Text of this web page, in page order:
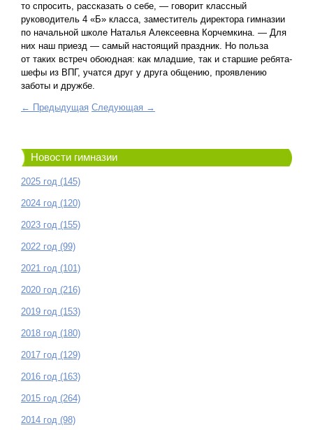
то спросить, рассказать о себе, — говорит классный
руководитель 4 «Б» класса, заместитель директора гимназии
по начальной школе Наталья Алексеевна Корчемкина. — Для
них наш приезд — самый настоящий праздник. Но польза
от таких встреч обоюдная: как младшие, так и старшие ребята-
шефы из ВПГ, учатся друг у друга общению, проявлению
заботы и дружбе.
← Предыдущая Следующая →
Новости гимназии
2025 год (145)
2024 год (120)
2023 год (155)
2022 год (99)
2021 год (101)
2020 год (216)
2019 год (153)
2018 год (180)
2017 год (129)
2016 год (163)
2015 год (264)
2014 год (98)